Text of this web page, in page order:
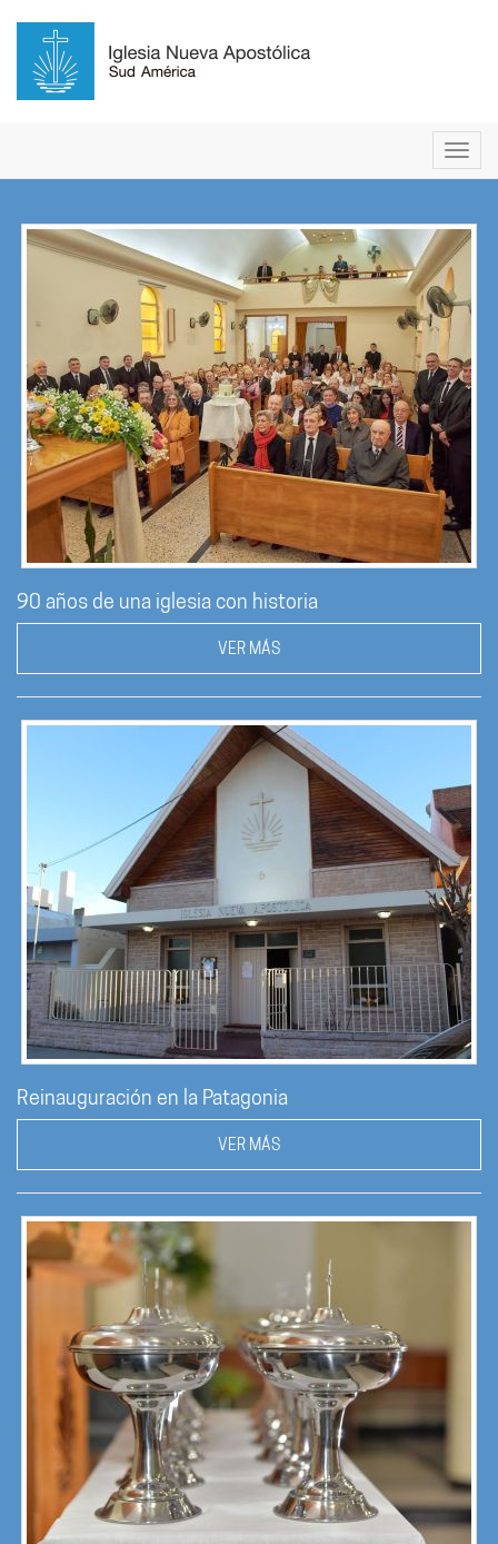
90 años de una iglesia con historia
VER MÁS
Reinauguración en la Patagonia
VER MÁS